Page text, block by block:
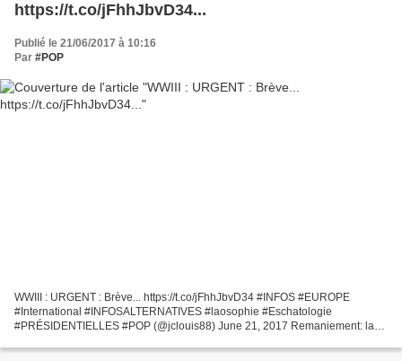
https://t.co/jFhhJbvD34...
Publié le 21/06/2017 à 10:16
Par #POP
WWIII : URGENT : Brève... https://t.co/jFhhJbvD34 #INFOS #EUROPE
#International #INFOSALTERNATIVES #laosophie #Eschatologie
#PRÉSIDENTIELLES #POP (@jclouis88) June 21, 2017 Remaniement: la